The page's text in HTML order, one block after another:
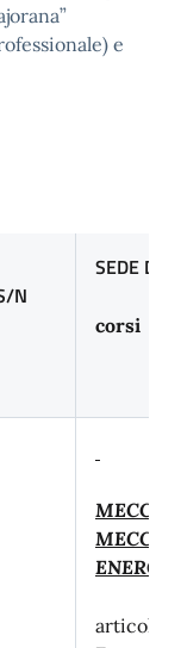
e
N
SEDE DI
corsi
ENERGIA